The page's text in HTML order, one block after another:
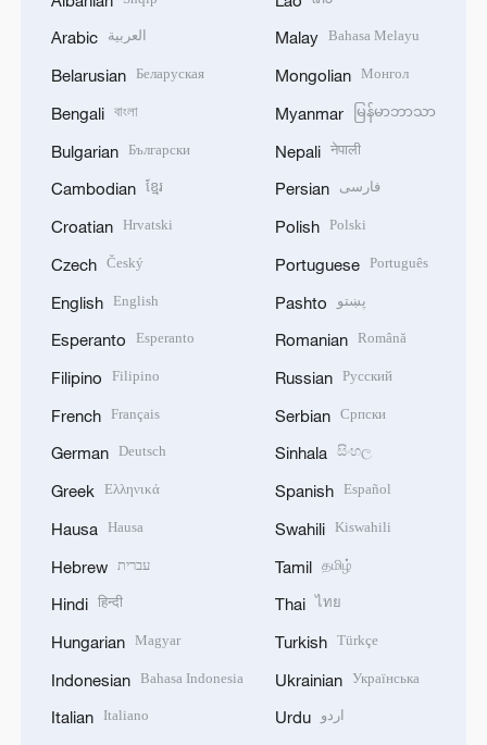
Arabic العربية
Belarusian Беларуская
Bengali বাংলা
Bulgarian Български
Cambodian ខ្មែរ
Croatian Hrvatski
Czech Český
English English
Esperanto Esperanto
Filipino Filipino
French Français
German Deutsch
Greek Ελληνικά
Hausa Hausa
Hebrew עברית
Hindi हिन्दी
Hungarian Magyar
Indonesian Bahasa Indonesia
Italian Italiano
Malay Bahasa Melayu
Mongolian Монгол
Myanmar မြန်မာဘာသာ
Nepali नेपाली
Persian فارسی
Polish Polski
Portuguese Português
Pashto پښتو
Romanian Română
Russian Русский
Serbian Српски
Sinhala සිංහල
Spanish Español
Swahili Kiswahili
Tamil தமிழ்
Thai ไทย
Turkish Türkçe
Ukrainian Українська
Urdu اردو